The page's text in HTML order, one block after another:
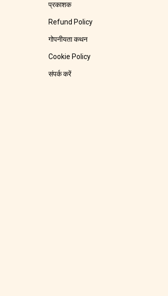
प्रकाशक
Refund Policy
गोपनीयता कथन
Cookie Policy
संपर्क करें